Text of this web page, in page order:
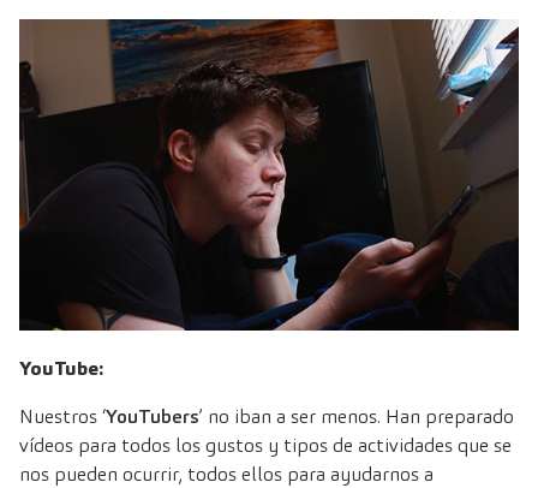
YouTube:
Nuestros ‘YouTubers’ no iban a ser menos. Han preparado
vídeos para todos los gustos y tipos de actividades que se
nos pueden ocurrir, todos ellos para ayudarnos a